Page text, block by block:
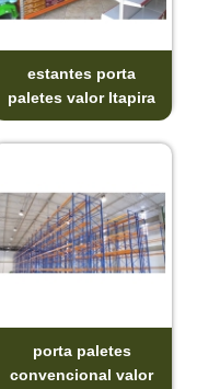
estantes porta
paletes valor Itapira
porta paletes
convencional valor